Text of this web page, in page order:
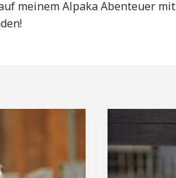
meinem Alpaka Abenteuer